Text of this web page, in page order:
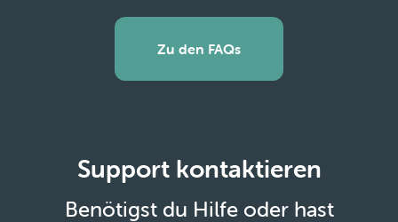
Zu den FAQs
Support kontaktieren
Benötigst du Hilfe oder hast